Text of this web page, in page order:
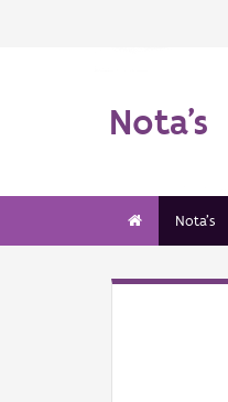
Nota's
Nota's